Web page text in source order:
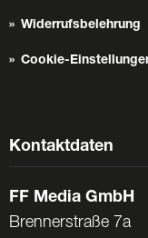
Widerrufsbelehrung
Cookie-
Kontaktdaten
FF Media GmbH
Brennerstraße 7a